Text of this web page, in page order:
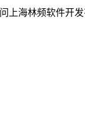
上海林频软件开